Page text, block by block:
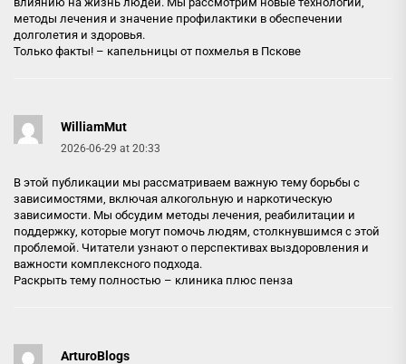
методы лечения и значение профилактики в обеспечении
долголетия и здоровья.
Только факты! – капельницы от похмелья в Пскове
WilliamMut
2026-06-29 at 20:33
В этой публикации мы рассматриваем важную тему борьбы с
зависимостями, включая алкогольную и наркотическую
зависимости. Мы обсудим методы лечения, реабилитации и
поддержку, которые могут помочь людям, столкнувшимся с этой
проблемой. Читатели узнают о перспективах выздоровления и
важности комплексного подхода.
Раскрыть тему полностью – клиника плюс пенза
ArturoBlogs